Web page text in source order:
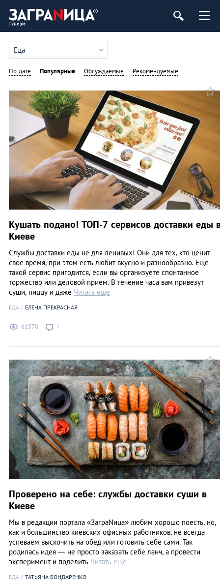
Еда
По дате Популярные Обсуждаемые Рекомендуемые
Кушать подано! ТОП-7 сервисов доставки еды
Киеве
Службы доставки еды не для ленивых! Они для тех, кто ценит
свое время, при этом есть любит вкусно и разнообразно. Еще
такой сервис пригодится, если вы организуете спонтанное
торжество или деловой прием. В течение часа вам привезут
суши, пиццу и даже Читать еще
ЕДА ЕЛЕНА ПРЕКРАСНАЯ
61570 7
Проверено на себе: службы доставки суши в
Киеве
Мы в редакции портала «ЗаграNица» любим хорошо поесть, но,
как и большинство киевских офисных работников, не всегда
успеваем выскочить на обед или готовить себе сами. Так
родилась идея — не просто заказать себе ланч, а провести
эксперимент и поделить Читать еще
ЕДА ТАТЬЯНА БОНДАРЕНКО